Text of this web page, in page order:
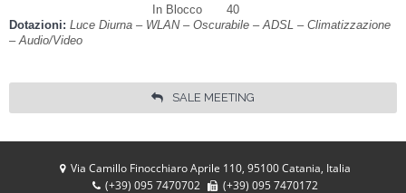
Sale Meeting
Dove Siamo
Lingua:
In Blocco
40
Dotazioni: Luce Diurna – WLAN – Oscurabile – ADSL – Climatizzazione
– Audio/Video
SALE MEETING
Via Camillo Finocchiaro Aprile 110, 95100 Catania, Italia
(+39) 095 7470702
(+39) 095 7470172